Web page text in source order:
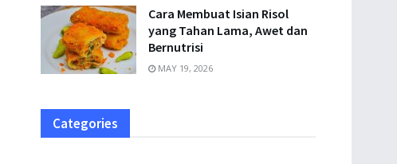
Cara Membuat Isian Risol
yang Tahan Lama, Awet dan
Bernutrisi
MAY 19, 2026
Categories